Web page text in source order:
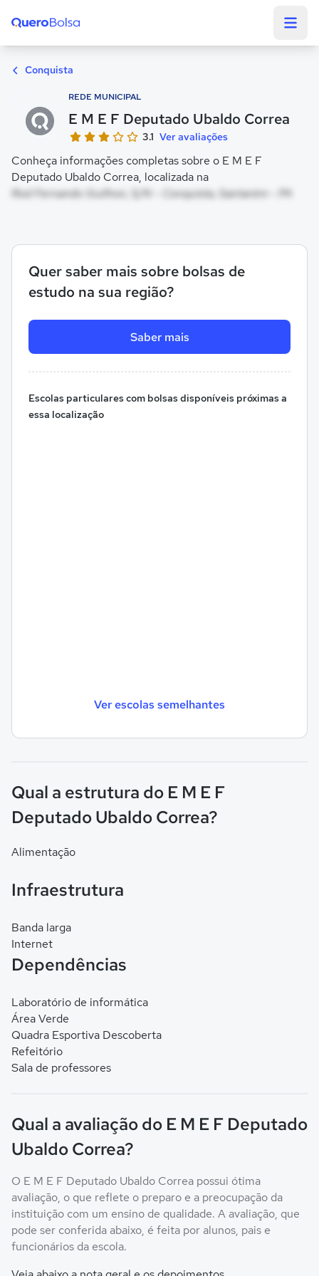
Conquista
REDE MUNICIPAL
E M E F Deputado Ubaldo Correa
3.1 Ver avaliações
Conheça informações completas sobre o E M E F
Deputado Ubaldo Correa, localizada na
Rod Fernando Guilhon, S/N - Conquista, Santarém - PA
Quer saber mais sobre bolsas de
estudo na sua região?
Saber mais
Escolas particulares com bolsas disponíveis próximas a
essa localização
Ver escolas semelhantes
Qual a estrutura do E M E F
Deputado Ubaldo Correa?
Alimentação
Infraestrutura
Banda larga
Internet
Dependências
Laboratório de informática
Área Verde
Quadra Esportiva Descoberta
Refeitório
Sala de professores
Qual a avaliação do E M E F Deputado
Ubaldo Correa?
O E M E F Deputado Ubaldo Correa possui ótima
avaliação, o que reflete o preparo e a preocupação da
instituição com um ensino de qualidade. A avaliação, que
pode ser conferida abaixo, é feita por alunos, pais e
funcionários da escola.